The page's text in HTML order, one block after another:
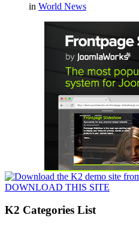
in World News
DOWNLOAD THIS SITE
K2 Categories List